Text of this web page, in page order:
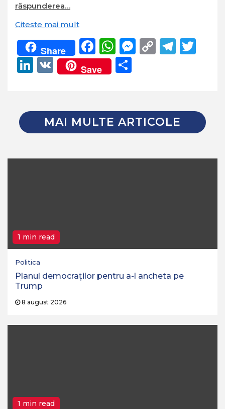
răspunderea…
Citeste mai mult
Share Facebook
WhatsApp
Messenger
Copy
LinkedIn
VK Save
MAI MULTE ARTICOLE
1 min read
Politica
Planul democraților pentru a-l ancheta pe
Trump
8 august 2026
1 min read